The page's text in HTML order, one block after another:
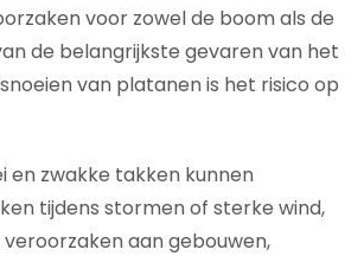
voor zowel de boom als de
de belangrijkste gevaren van het
van platanen is het risico op
en zwakke takken kunnen
tijdens stormen of sterke wind,
aan gebouwen,